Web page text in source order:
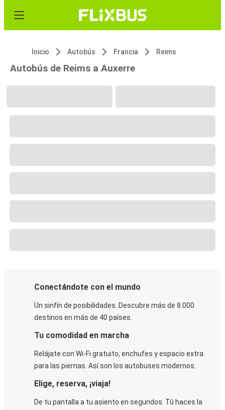
Inicio Autobús Francia Reims
Autobús de Reims a Auxerre
Conectándote con el mundo
Un sinfín de posibilidades. Descubre más de 8.000
destinos en más de 40 países.
Tu comodidad en marcha
Relájate con Wi-Fi gratuito, enchufes y espacio extra
para las piernas. Así son los autobuses modernos.
Elige, reserva, ¡viaja!
De tu pantalla a tu asiento en segundos. Tú haces la